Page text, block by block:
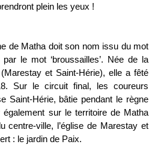
plein les yeux !
de Matha doit son nom issu du mot
le mot ‘broussailles’. Née de la
et Saint-Hérie), elle a fêté
Sur le circuit final, les coureurs
Saint-Hérie, bâtie pendant le règne
sur le territoire de Matha
ville, l’église de Marestay et
: le jardin de Paix.